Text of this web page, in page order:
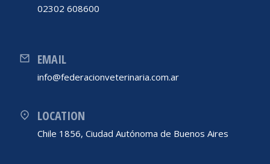
02302 608600
EMAIL
info@federacionveterinaria.com.ar
LOCATION
Chile 1856, Ciudad Autónoma de Buenos Aires